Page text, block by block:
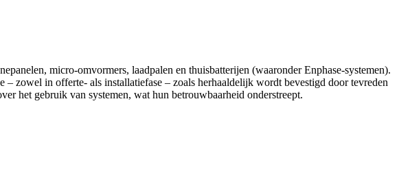
micro‑omvormers, laadpalen en thuisbatterijen (waaronder Enphase-systemen).
zowel in offerte- als installatiefase – zoals herhaaldelijk wordt bevestigd door tevreden
het gebruik van systemen, wat hun betrouwbaarheid onderstreept.